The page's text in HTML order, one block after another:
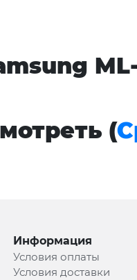
(
Информация
Условия оплаты
Условия доставки